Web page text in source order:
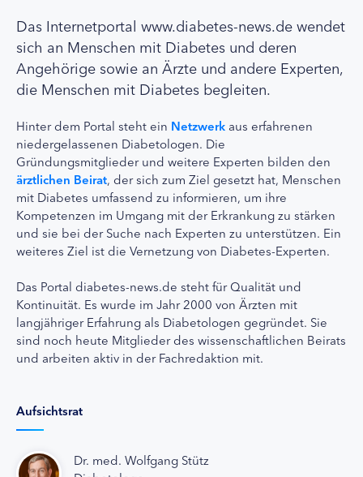
Das Internetportal www.diabetes-news.de wendet
sich an Menschen mit Diabetes und deren
Angehörige sowie an Ärzte und andere Experten,
die Menschen mit Diabetes begleiten.
Hinter dem Portal steht ein Netzwerk aus erfahrenen
niedergelassenen Diabetologen. Die
Gründungsmitglieder und weitere Experten bilden den
ärztlichen Beirat, der sich zum Ziel gesetzt hat, Menschen
mit Diabetes umfassend zu informieren, um ihre
Kompetenzen im Umgang mit der Erkrankung zu stärken
und sie bei der Suche nach Experten zu unterstützen. Ein
weiteres Ziel ist die Vernetzung von Diabetes-Experten.
Das Portal diabetes-news.de steht für Qualität und
Kontinuität. Es wurde im Jahr 2000 von Ärzten mit
langjähriger Erfahrung als Diabetologen gegründet. Sie
sind noch heute Mitglieder des wissenschaftlichen Beirats
und arbeiten aktiv in der Fachredaktion mit.
Aufsichtsrat
Dr. med. Wolfgang Stütz